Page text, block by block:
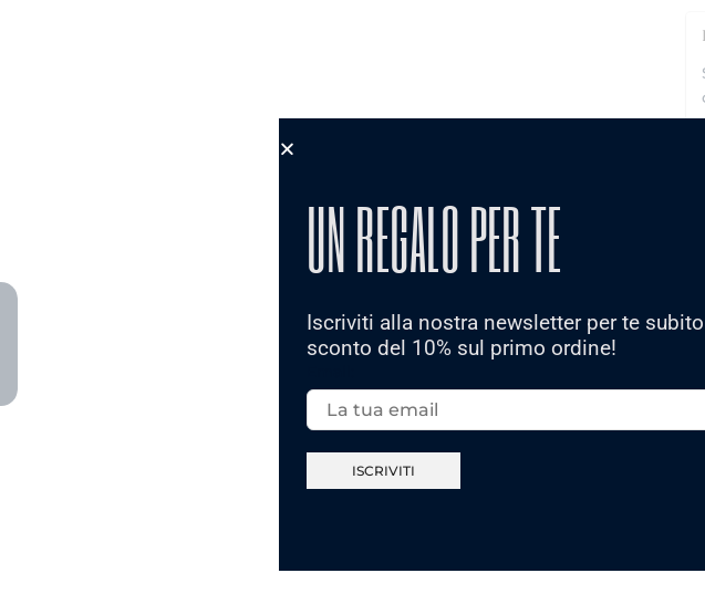
UN REGALO PER TE
Iscriviti alla nostra newsletter per te
sconto del 10% sul primo ordine!